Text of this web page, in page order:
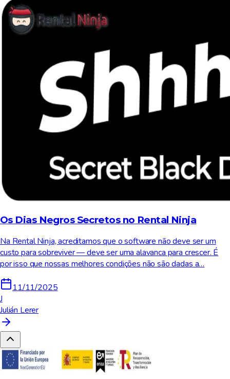
Os Dias Negros Secretos no Rental Ninja
Na Rental Ninja, acreditamos que o software não deve ser um
custo para sobreviver — deve ser uma alavanca para crescer. É
por isso que nossas melhores condições não são dadas a…
11/11/2025
J
Julián Lerer